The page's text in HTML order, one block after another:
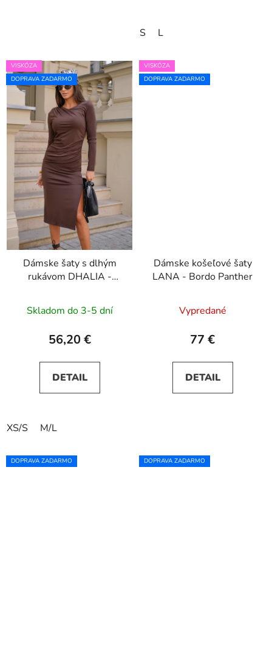
S L
VISKÓZA
DOPRAVA ZADARMO
Dámske šaty s dlhým
rukávom DHALIA -
Skladom do 3-5 dní
56,20 €
DETAIL
XS/S M/L
VISKÓZA
DOPRAVA ZADARMO
Dámske košeľové šaty
LANA - Bordo Panther
Vypredané
77 €
DETAIL
DOPRAVA ZADARMO DOPRAVA ZADARMO